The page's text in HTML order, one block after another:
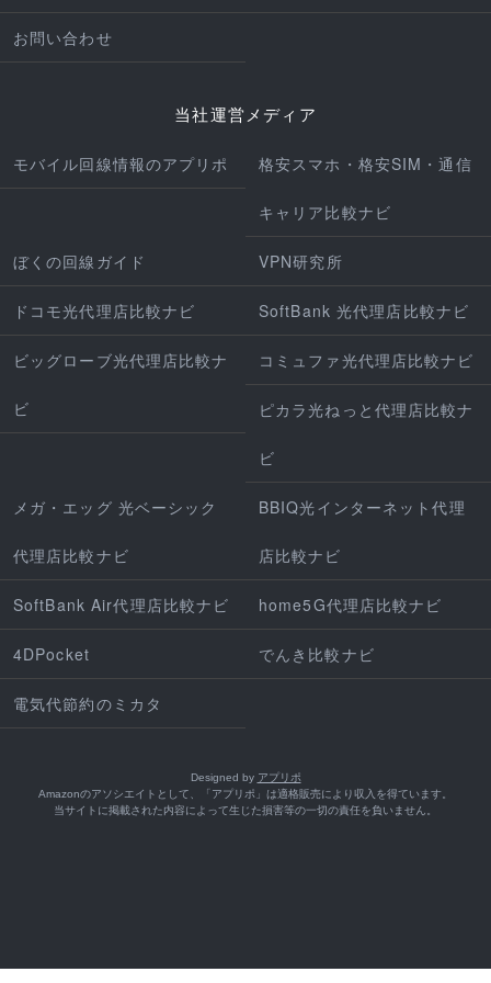
お問い合わせ
当社運営メディア
モバイル回線情報のアプリポ 格安スマホ・格安SIM・通信
キャリア比較ナビ
ぼくの回線ガイド VPN研究所
ドコモ光代理店比較ナビ SoftBank 光代理店比較ナビ
ビッグローブ光代理店比較ナ
ビ
コミュファ光代理店比較ナビ
ピカラ光ねっと代理店比較ナ
ビ
メガ・エッグ 光ベーシック
代理店比較ナビ
BBIQ光インターネット代理
店比較ナビ
SoftBank Air代理店比較ナビ home5G代理店比較ナビ
4DPocket でんき比較ナビ
電気代節約のミカタ
Designed by アプリポ
Amazonのアソシエイトとして、「アプリポ」は適格販売により収入を得ています。
当サイトに掲載された内容によって生じた損害等の一切の責任を負いません。